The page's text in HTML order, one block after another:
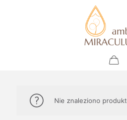
Nie znaleziono